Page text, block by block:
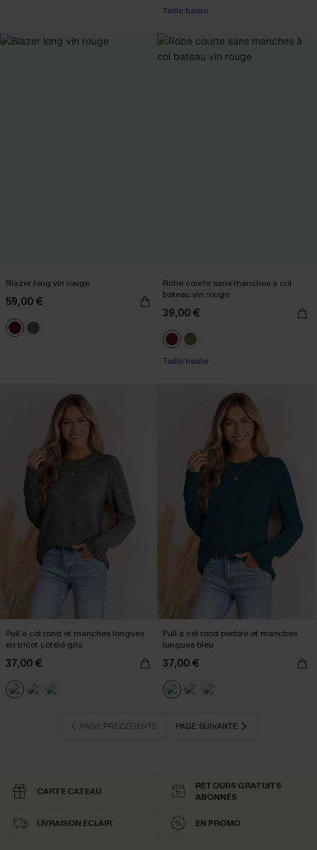
Taille haute
Blazer long vin rouge
59,00 €
Robe courte sans manches à col
bateau vin rouge
39,00 €
Taille haute
Pull à col rond et manches longues
en tricot côtelé gris
37,00 €
Pull à col rond perforé et manches
longues bleu
37,00 €
PAGE PRÉCÉDENTE PAGE SUIVANTE
CARTE CATEAU
RETOURS GRATUITS
ABONNÉS
LIVRAISON ÉCLAIR EN PROMO